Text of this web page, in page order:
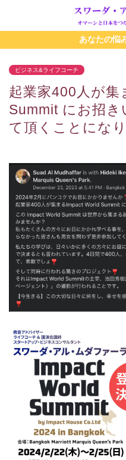
あなたの悩
ビジネス&ライフコーチ
起業家400人が
Summit にお招
て頂くことになり